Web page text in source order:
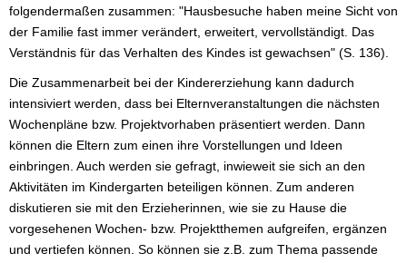
folgendermaßen zusammen: "Hausbesuche haben meine Sicht von
der Familie fast immer verändert, erweitert, vervollständigt. Das
Verständnis für das Verhalten des Kindes ist gewachsen" (S. 136).
Die Zusammenarbeit bei der Kindererziehung kann dadurch
intensiviert werden, dass bei Elternveranstaltungen die nächsten
Wochenpläne bzw. Projektvorhaben präsentiert werden. Dann
können die Eltern zum einen ihre Vorstellungen und Ideen
einbringen. Auch werden sie gefragt, inwieweit sie sich an den
Aktivitäten im Kindergarten beteiligen können. Zum anderen
diskutieren sie mit den Erzieherinnen, wie sie zu Hause die
vorgesehenen Wochen- bzw. Projektthemen aufgreifen, ergänzen
und vertiefen können. So können sie z.B. zum Thema passende